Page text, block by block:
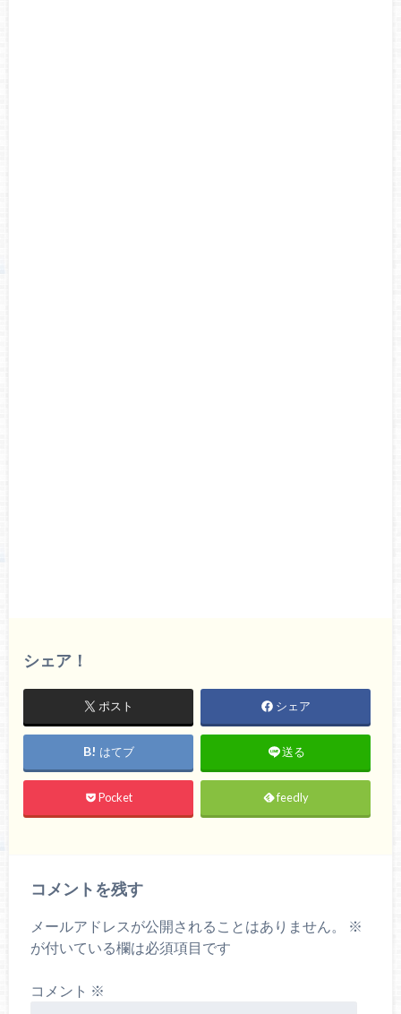
シェア！
ポスト シェア
はてブ 送る
Pocket feedly
コメントを残す
メールアドレスが公開されることはありません。
※
が付いている欄は必須項目です
コメント ※